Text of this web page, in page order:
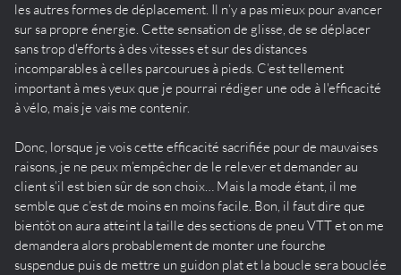
les autres formes de déplacement. Il n’y a pas mieux pour avancer
sur sa propre énergie. Cette sensation de glisse, de se déplacer
sans trop d'efforts à des vitesses et sur des distances
incomparables à celles parcourues à pieds. C’est tellement
important à mes yeux que je pourrai rédiger une ode à l'efficacité
à vélo, mais je vais me contenir.
Donc, lorsque je vois cette efficacité sacrifiée pour de mauvaises
raisons, je ne peux m’empêcher de le relever et demander au
client s’il est bien sûr de son choix… Mais la mode étant, il me
semble que c’est de moins en moins facile. Bon, il faut dire que
bientôt on aura atteint la taille des sections de pneu VTT et on me
demandera alors probablement de monter une fourche
suspendue puis de mettre un guidon plat et la boucle sera bouclée